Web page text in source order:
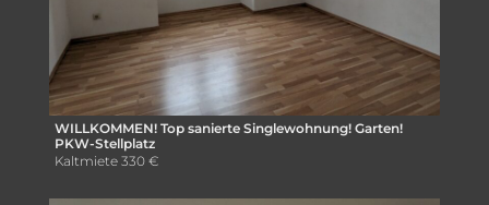
WILLKOMMEN! Top sanierte Singlewohnung! Garten!
PKW-Stellplatz
Kaltmiete 330 €